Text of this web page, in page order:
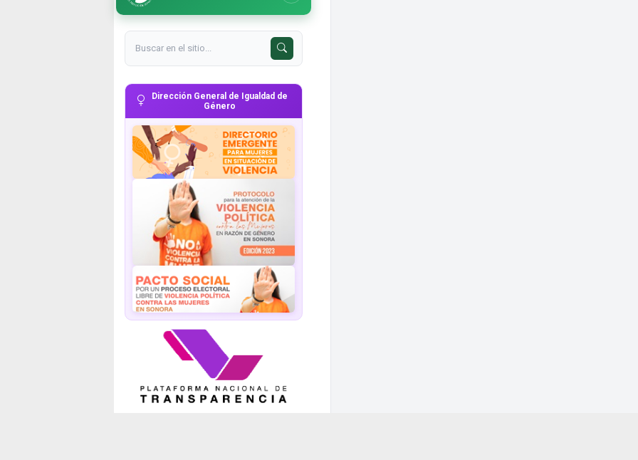
Dirección General de Igualdad de
Género